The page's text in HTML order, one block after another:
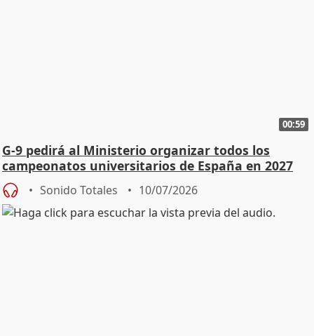
00:59
G-9 pedirá al Ministerio organizar todos los
campeonatos universitarios de España en 2027
Sonido Totales 10/07/2026